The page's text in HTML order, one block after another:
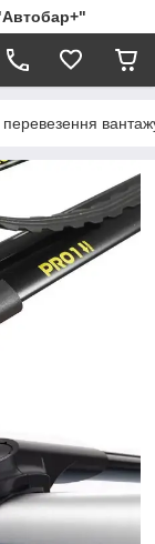
перевезення